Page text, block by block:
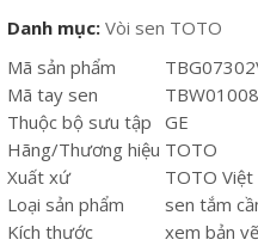
Danh mục: Vòi sen TOTO
Mã sản phẩm
Mã tay sen
Thuộc bộ sưu tập
GE
Hãng/Thương hiệu TOTO
Xuất xứ
TOTO Việt
Loại sản phẩm
sen tắm
Kích thước
xem bản